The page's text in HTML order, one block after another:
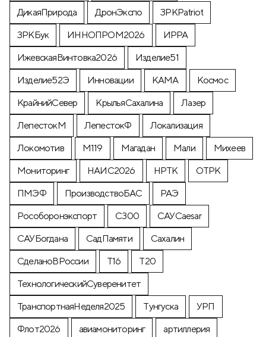
ДикаяПрирода
ДронЭкспо
ЗРКPatriot
ЗРКБук
ИННОПРОМ2026
ИРРА
ИжевскаяВинтовка2026
Изделие51
Изделие52Э
Инновации КАМА
Космос
КрайнийСевер
КрыльяСахалина
Лазер
ЛепестокМ
ЛепестокФ
Локализация
Локомотив
М119 Магадан Мали
Михеев
Мониторинг
НАИС2026 НРТК
ОТРК
ПМЭФ
ПроизводствоБАС
РАЭ
Рособоронэкспорт
С300
САУCaesar
САУБогдана
СадПамяти
Сахалин
СделаноВРоссии
Т16
Т20
ТехнологическийСуверенитет
ТранспортнаяНеделя2025
Тунгуска
УРП
Флот2026
авиамониторинг
артиллерия